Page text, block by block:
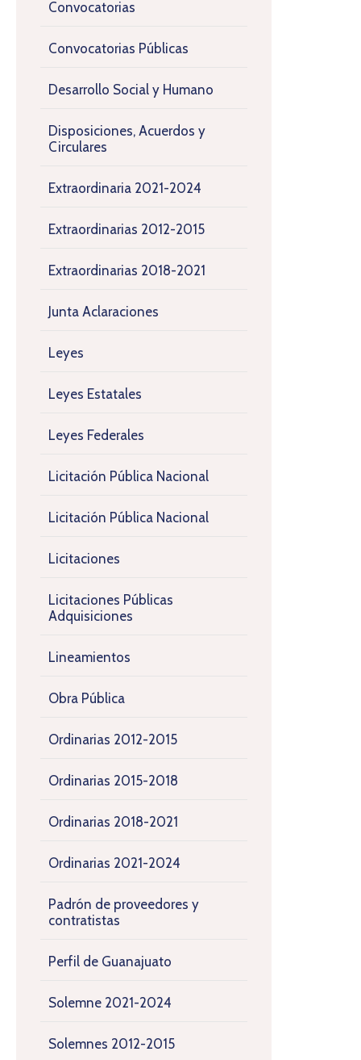
Convocatorias
Convocatorias Públicas
Desarrollo Social y Humano
Disposiciones, Acuerdos y
Circulares
Extraordinaria 2021-2024
Extraordinarias 2012-2015
Extraordinarias 2018-2021
Junta Aclaraciones
Leyes
Leyes Estatales
Leyes Federales
Licitación Pública Nacional
Licitación Pública Nacional
Licitaciones
Licitaciones Públicas
Adquisiciones
Lineamientos
Obra Pública
Ordinarias 2012-2015
Ordinarias 2015-2018
Ordinarias 2018-2021
Ordinarias 2021-2024
Padrón de proveedores y
contratistas
Perfil de Guanajuato
Solemne 2021-2024
Solemnes 2012-2015